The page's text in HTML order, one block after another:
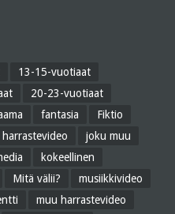
13-15-vuotiaat
20-23-vuotiaat
fantasia
Fiktio
harrastevideo
joku muu
kokeellinen
Mitä välii?
musiikkivideo
muu harrastevideo